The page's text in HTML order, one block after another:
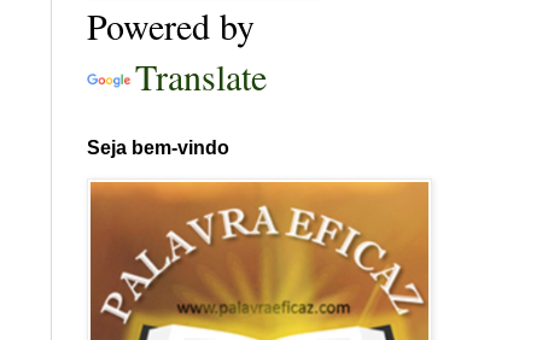
Powered by
Translate
Seja bem-vindo